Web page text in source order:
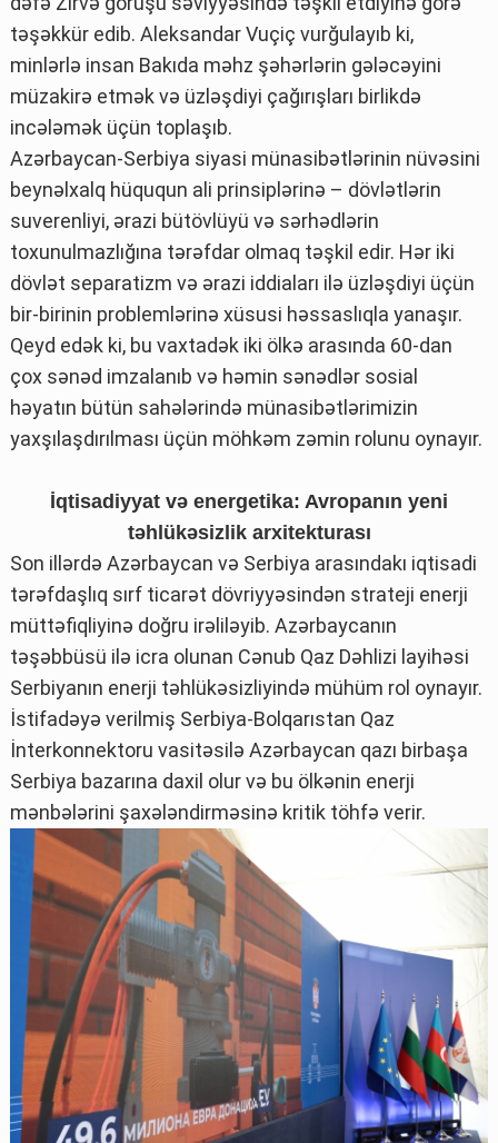
təşəkkür edib. Aleksandar Vuçiç vurğulayıb ki,
minlərlə insan Bakıda məhz şəhərlərin gələcəyini
müzakirə etmək və üzləşdiyi çağırışları birlikdə
incələmək üçün toplaşıb.
Azərbaycan-Serbiya siyasi münasibətlərinin nüvəsini
beynəlxalq hüququn ali prinsiplərinə – dövlətlərin
suverenliyi, ərazi bütövlüyü və sərhədlərin
toxunulmazlığına tərəfdar olmaq təşkil edir. Hər iki
dövlət separatizm və ərazi iddiaları ilə üzləşdiyi üçün
bir-birinin problemlərinə xüsusi həssaslıqla yanaşır.
Qeyd edək ki, bu vaxtadək iki ölkə arasında 60-dan
çox sənəd imzalanıb və həmin sənədlər sosial
həyatın bütün sahələrində münasibətlərimizin
yaxşılaşdırılması üçün möhkəm zəmin rolunu oynayır.
İqtisadiyyat və energetika: Avropanın yeni
təhlükəsizlik arxitekturası
Son illərdə Azərbaycan və Serbiya arasındakı iqtisadi
tərəfdaşlıq sırf ticarət dövriyyəsindən strateji enerji
müttəfiqliyinə doğru irəliləyib. Azərbaycanın
təşəbbüsü ilə icra olunan Cənub Qaz Dəhlizi layihəsi
Serbiyanın enerji təhlükəsizliyində mühüm rol oynayır.
İstifadəyə verilmiş Serbiya-Bolqarıstan Qaz
İnterkonnektoru vasitəsilə Azərbaycan qazı birbaşa
Serbiya bazarına daxil olur və bu ölkənin enerji
mənbələrini şaxələndirməsinə kritik töhfə verir.